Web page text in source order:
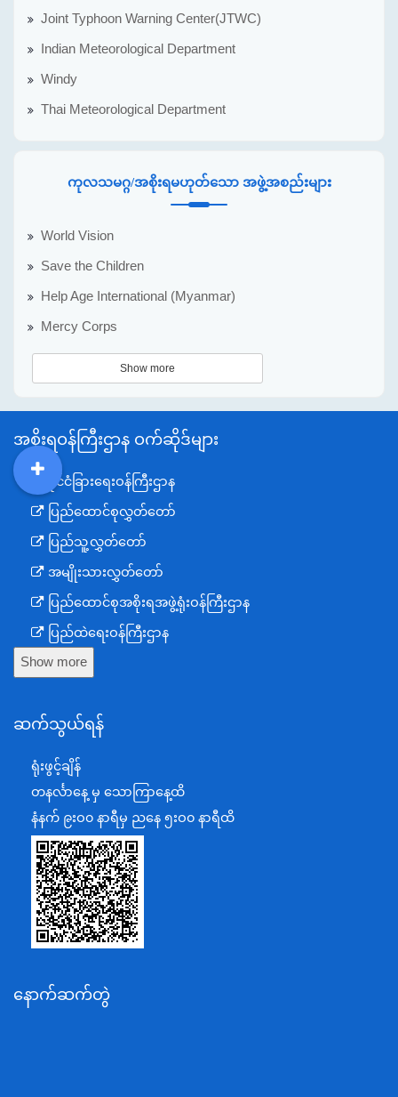
Joint Typhoon Warning Center(JTWC)
Indian Meteorological Department
Windy
Thai Meteorological Department
ကုလသမဂ္ဂ/အစိုးရမဟုတ်သော အဖွဲ့အစည်းများ
World Vision
Save the Children
Help Age International (Myanmar)
Mercy Corps
Show more
အစိုးရဝန်ကြီးဌာန ဝက်ဆိုဒ်များ
နိုင်ငံခြားရေးဝန်ကြီးဌာန
ပြည်ထောင်စုလွှတ်တော်
ပြည်သူ့လွှတ်တော်
အမျိုးသားလွှတ်တော်
ပြည်ထောင်စုအစိုးရအဖွဲ့ရုံးဝန်ကြီးဌာန
ပြည်ထဲရေးဝန်ကြီးဌာန
ကာကွယ်ရေးဝန်ကြီးဌာန
စီမံကိန်း၊ဘဏ္ဍာရေးနှင့်စက်မှုဝန်ကြီးဌာန
ရင်းနှီးမြှုပ်နှံမှုနှင့် နိုင်ငံခြားစီးပွားဆက်သွယ်ရေးဝန်ကြီးဌာန
အပြည်ပြည်ဆိုင်ရာပူးပေါင်းဆောင်ရွက်ရေးဝန်ကြီးဌာန
ပြန်ကြားရေးဝန်ကြီးဌာန
သာသနာရေးနှင့် ယဉ်ကျေးမှုဝန်ကြီးဌာန
စိုက်ပျိုးရေး၊မွေးမြူရေးနှင့်ဆည်မြောင်းဝန်ကြီးဌာန
ပို့ဆောင်ရေးနှင့်ဆက်သွယ်ရေးဝန်ကြီးဌာန
သယံဇာတနှင့်ပတ်ဝန်းကျင်ထိန်းသိမ်းရေးဝန်ကြီးဌာန
အလုပ်သမား၊လူဝင်မှုကြီးကြပ်ရေးနှင့်ပြည်သူ့အင်အား
Show more
ဆက်သွယ်ရန်
ရုံးဖွင့်ချိန်
တနင်္လာနေ့ မှ သောကြာနေ့ထိ
နံနက် ၉းဝ၀ နာရီမှ ညနေ ၅းဝ၀ နာရီထိ
နောက်ဆက်တွဲ
DDM